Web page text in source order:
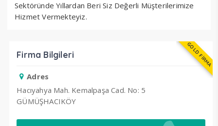
Sektöründe Yıllardan Beri Siz Değerli Müşterilerimize
Hizmet Vermekteyiz.
GOLD FİRMA
Firma Bilgileri
Adres
Hacıyahya Mah. Kemalpaşa Cad. No: 5
GÜMÜŞHACIKÖY